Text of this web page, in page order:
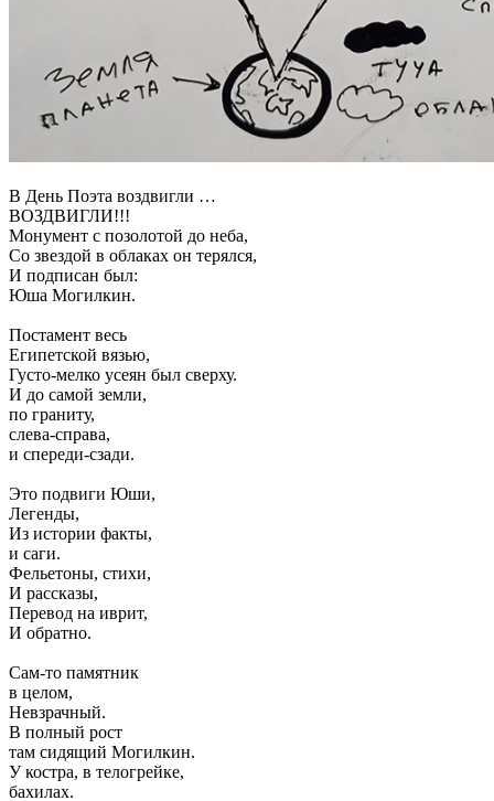
В День Поэта воздвигли …
ВОЗДВИГЛИ!!!
Монумент с позолотой до неба,
Со звездой в облаках он терялся,
И подписан был:
Юша Могилкин.
Постамент весь
Египетской вязью,
Густо-мелко усеян был сверху.
И до самой земли,
по граниту,
слева-справа,
и спереди-сзади.
Это подвиги Юши,
Легенды,
Из истории факты,
и саги.
Фельетоны, стихи,
И рассказы,
Перевод на иврит,
И обратно.
Сам-то памятник
в целом,
Невзрачный.
В полный рост
там сидящий Могилкин.
У костра, в телогрейке,
бахилах.